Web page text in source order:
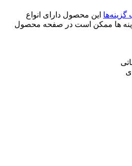
گزینه‌ها این محصول دارای انواع
ها ممکن است در صفحه محصول